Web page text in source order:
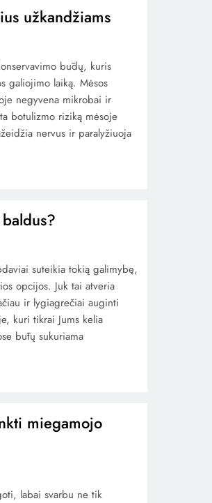
užkandžiams
būdų, kuris
galiojimo laiką. Mėsos
negyvena mikrobai ir
botulizmo riziką mėsoje
nervus ir paralyžiuoja
suteikia tokią galimybę,
opcijos. Juk tai atveria
ir lygiagrečiai auginti
kuri tikrai Jums kelia
būtų sukuriama
miegamojo
labai svarbu ne tik